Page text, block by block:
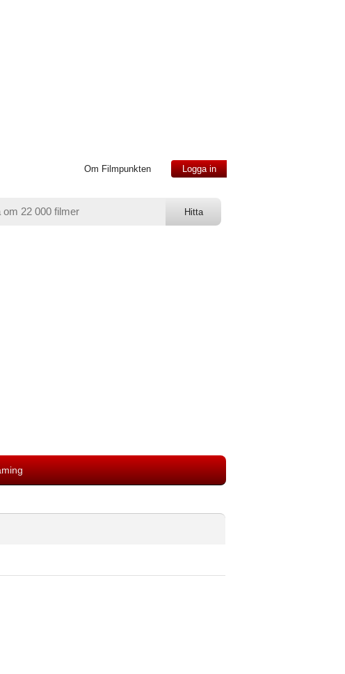
Om Filmpunkten Logga in